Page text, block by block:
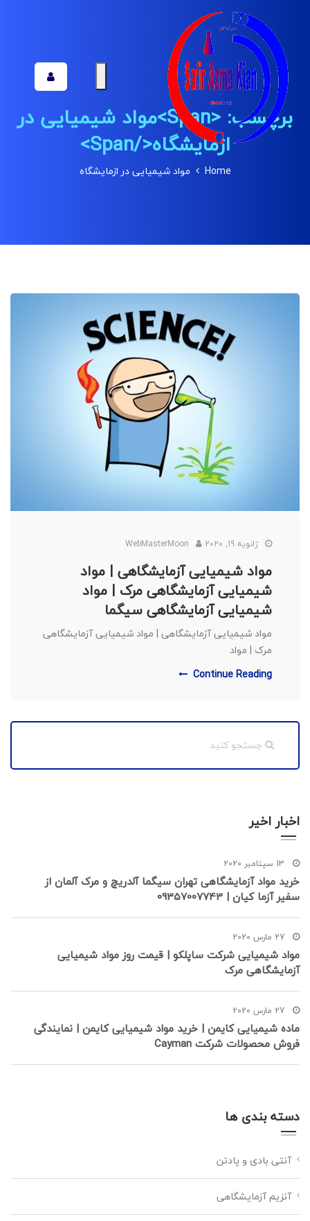
برچسب: <span>مواد شیمیایی در
ازمایشگاه</span>
Home مواد شیمیایی در ازمایشگاه
ژانویه 19, 2020 WebMasterMoon
مواد شیمیایی آزمایشگاهی | مواد
شیمیایی آزمایشگاهی مرک | مواد
شیمیایی آزمایشگاهی سیگما
مواد شیمیایی آزمایشگاهی | مواد شیمیایی آزمایشگاهی
مرک | مواد
Continue Reading
اخبار اخیر
خرید مواد آزمایشگاهی تهران سیگما آلدریچ و مرک آلمان از
سفیر آزما کیان | 09357007743
مواد شیمیایی شرکت ساپلکو | قیمت روز مواد شیمیایی
آزمایشگاهی مرک
ماده شیمیایی کایمن | خرید مواد شیمیایی کایمن | نمایندگی
فروش محصولات شرکت Cayman
دسته بندی ها
آنتی بادی و پادتن
آنزیم آزمایشگاهی